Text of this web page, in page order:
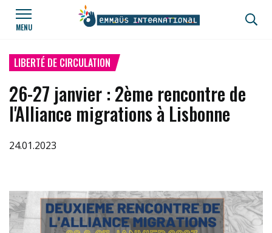
Aller au contenu principal
MENU
LIBERTÉ DE CIRCULATION
26-27 janvier : 2ème rencontre de
l'Alliance migrations à Lisbonne
24.01.2023
Panneau de gestion des cookies